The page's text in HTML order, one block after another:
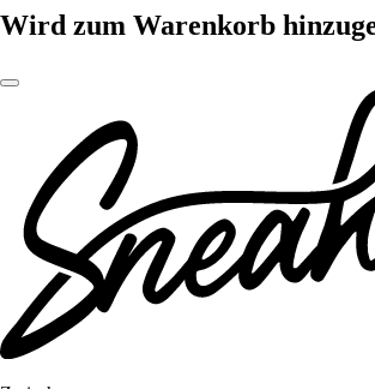
Wird zum Warenkorb